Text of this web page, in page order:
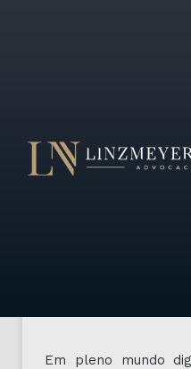
contratos
Por Linzmeyer Neto
Em pleno mundo